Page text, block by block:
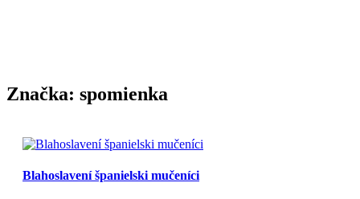
Značka: spomienka
Blahoslavení španielski mučeníci